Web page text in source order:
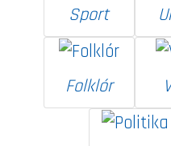
Sport
Folklór